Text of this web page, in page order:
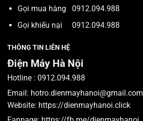
Gọi mua hàng 0912.094.988
Gọi khiếu nại 0912.094.988
THÔNG TIN LIÊN HỆ
Điện Máy Hà Nội
Hotline : 0912.094.988
Email: hotro.dienmayhanoi@gmail.com
Website: https://dienmayhanoi.click